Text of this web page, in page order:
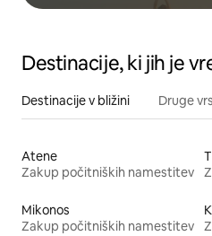
Destinacije, ki jih je
Destinacije v bližini Druge
Atene
Zakup počitniških namestitev
Mikonos
Zakup počitniških namestitev